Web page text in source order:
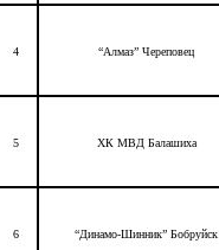
4 “Алмаз” Череповец
5 ХК МВД Балашиха
6 “Динамо-Шинник” Бобруйск